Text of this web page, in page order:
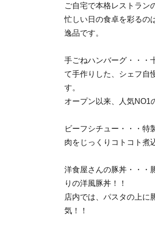
ご自宅で本格レストラン
忙しい日の食卓を彩るの
逸品です。
手ごねハンバーグ・・・
て手作りした、シェフ自
す。
オープン以来、人気NO1
ビーフシチュー・・・特
肉をじっくりコトコト煮
洋食屋さんの豚丼・・・
りの洋風豚丼！！
店内では、パスタの上に
気！！